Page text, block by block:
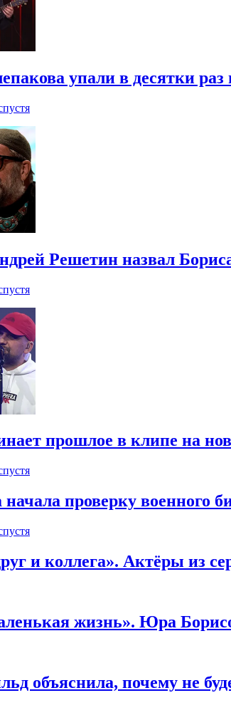
упали в десятки раз
Решетин назвал
прошлое в клипе на
начала проверку военного
и коллега». Актёры из
жизнь». Юра
объяснила, почему не